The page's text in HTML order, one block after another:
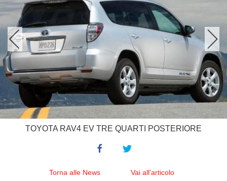
TOYOTA RAV4 EV TRE QUARTI POSTERIORE
Torna alle News Vai all'articolo